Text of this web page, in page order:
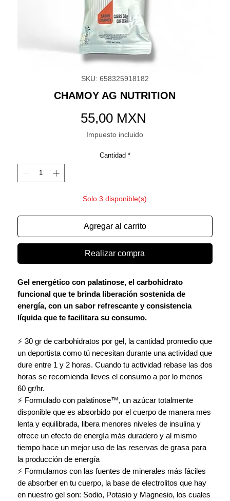
SKU: 658325918182
CHAMOY AG NUTRITION
55,00 MXN
Impuesto incluido
Cantidad *
Solo 3 disponible(s)
Agregar al carrito
Realizar compra
Gel energético con palatinose, el carbohidrato
funcional que te brinda liberación sostenida de
energía, con un sabor refrescante y consistencia
líquida que te facilitara su consumo.
⚡ 30 gr de carbohidratos por gel, la cantidad promedio que
un deportista como tú necesitan durante una actividad que
dure entre 1 y 2 horas. Cuando tu actividad rebase las dos
horas se recomienda lleves el consumo a por lo menos
60 gr/hr.
⚡ Formulado con palatinose™, un azúcar totalmente
disponible que es absorbido por el cuerpo de manera mes
lenta y equilibrada, libera menores niveles de insulina y
ofrece un efecto de energía más duradero y al mismo
tiempo hace un mejor uso de las reservas de grasa para
la producción de energía
⚡ Formulamos con las fuentes de minerales más fáciles
de absorber en tu cuerpo, la base de electrolitos que hay
en nuestro gel son: Sodio, Potasio y Magnesio, los cuales